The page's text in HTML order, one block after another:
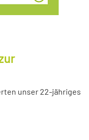
unser 22-jähriges